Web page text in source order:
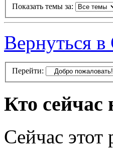
Показать темы за:
Вернуться в
Перейти:
Кто сейчас
Сейчас этот